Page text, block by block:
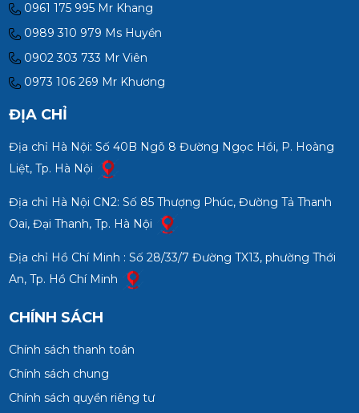
0961 175 995 Mr Khang
0989 310 979 Ms Huyền
0902 303 733 Mr Viên
0973 106 269 Mr Khương
ĐỊA CHỈ
Địa chỉ Hà Nội: Số 40B Ngõ 8 Đường Ngọc Hồi, P. Hoàng
Liệt, Tp. Hà Nội
Địa chỉ Hà Nội CN2: Số 85 Thượng Phúc, Đường Tả Thanh
Oai, Đại Thanh, Tp. Hà Nội
Địa chỉ Hồ Chí Minh : Số 28/33/7 Đường TX13, phường Thới
An, Tp. Hồ Chí Minh
CHÍNH SÁCH
Chính sách thanh toán
Chính sách chung
Chính sách quyền riêng tư